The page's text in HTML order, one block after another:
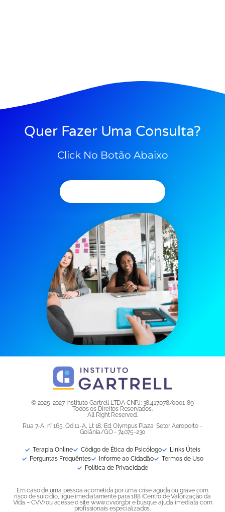
Quer Fazer Uma Consulta?
Click No Botão Abaixo
© 2025-2027 Instituto Gartrell LTDA CNPJ: 38.417.078/0001-89
Todos os Direitos Reservados.
All Right Reserved.
Rua 7-A, n° 165, Qd 11-A, Lt 18, Ed. Olympus Plaza, Setor Aeroporto -
Goiânia/GO - 74075-230
Terapia Online Código de Ética do Psicólogo
Links Úteis
Perguntas Frequêntes
Informe ao Cidadão
Termos de Uso
Política de Privacidade
Em caso de uma pessoa acometida por uma crise aguda ou grave com
risco de suicídio, ligue imediatamente para 188 (Centro de Valorização da
Vida – CVV) ou acesse o site www.cvv.org.br e busque ajuda imediata com
profissionais especializados.